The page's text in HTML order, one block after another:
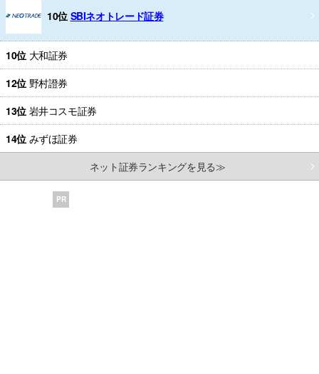
10位 SBIネオトレード証券
10位 大和証券
12位 野村證券
13位 岩井コスモ証券
14位 みずほ証券
ネット証券ランキングを見る≫
PR